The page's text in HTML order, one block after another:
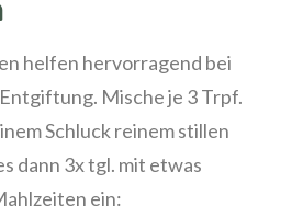
helfen hervorragend bei
Mische je 3 Trpf.
Schluck reinem stillen
dann 3x tgl. mit etwas
ein: